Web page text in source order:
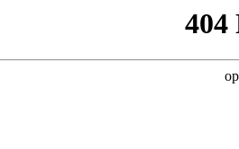
404